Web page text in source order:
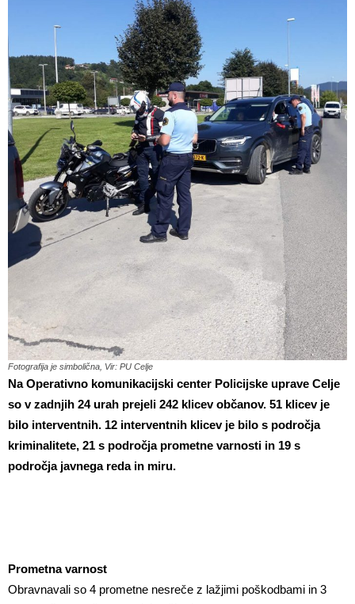
Fotografija je simbolična, Vir: PU Celje
Na Operativno komunikacijski center Policijske uprave Celje
so v zadnjih 24 urah prejeli 242 klicev občanov. 51 klicev je
bilo interventnih. 12 interventnih klicev je bilo s področja
kriminalitete, 21 s področja prometne varnosti in 19 s
področja javnega reda in miru.
Prometna varnost
Obravnavali so 4 prometne nesreče z lažjimi poškodbami in 3